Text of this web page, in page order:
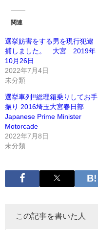
関連
選挙妨害をする男を現行犯逮
捕しました。 大宮 2019年
10月26日
2022年7月4日
未分類
選挙車列!!総理箱乗りしてお手
振り 2016埼玉大宮春日部
Japanese Prime Minister
Motorcade
2022年7月8日
未分類
この記事を書いた人